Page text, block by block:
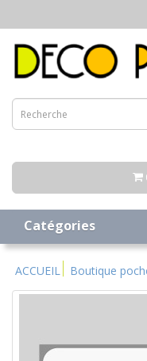
Catégories
ACCUEIL Boutique